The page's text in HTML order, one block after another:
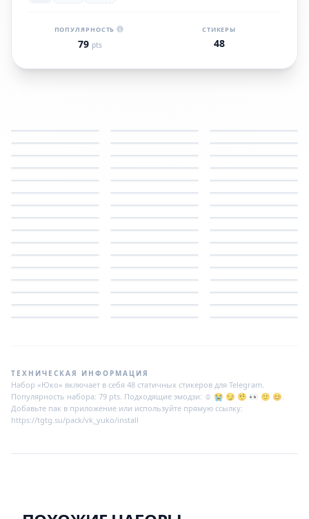
ПОПУЛЯРНОСТЬ
79 pts
СТИКЕРЫ
48
ТЕХНИЧЕСКАЯ ИНФОРМАЦИЯ
Набор «Юко» включает в себя 48 статичных стикеров для Telegram.
Популярность набора: 79 pts. Подходящие эмодзи: ☺️ 😭 😏 🤨 👀 🙂 😊.
Добавьте пак в приложение или используйте прямую ссылку:
https://tgtg.su/pack/vk_yuko/install